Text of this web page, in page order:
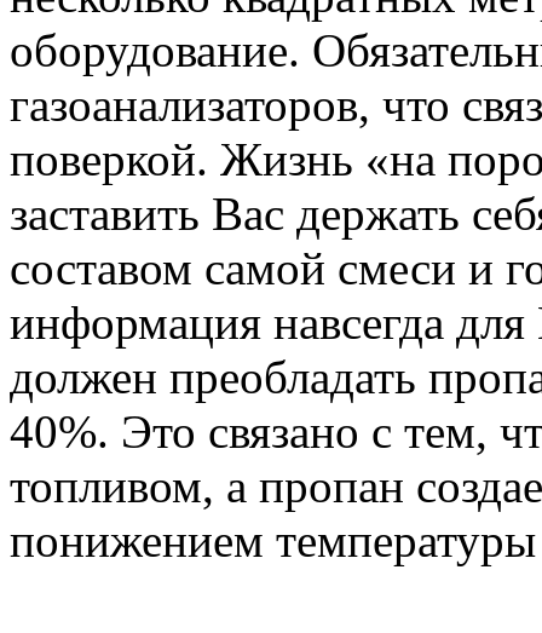
оборудование.
газоанализаторов, что
поверкой. Жизнь «на
заставить Вас держать
составом самой смеси и
информация навсегда
должен преобладать
40%. Это связано с тем,
топливом, а пропан
понижением температуры